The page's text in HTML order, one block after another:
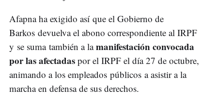
Afapna ha exigido así que el Gobierno de
Barkos devuelva el abono correspondiente al IRPF
y se suma también a lamanifestación convocada
por las afectadas por el IRPF el día 27 de octubre,
animando a los empleados públicos a asistir a la
marcha en defensa de sus derechos.